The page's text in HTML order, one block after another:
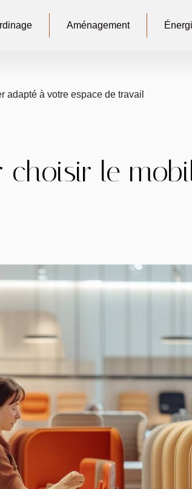
Aménagement
à votre espace de travail
choisir le